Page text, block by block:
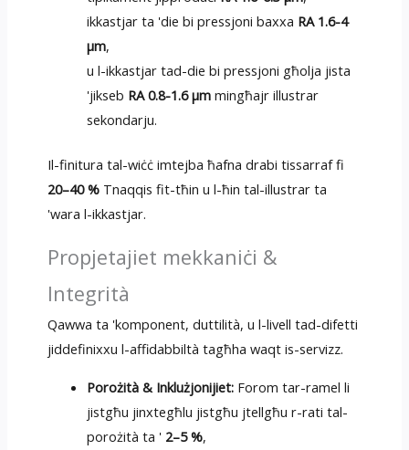
ikkastjar ta 'die bi pressjoni baxxa RA 1.6-4
µm,
u l-ikkastjar tad-die bi pressjoni għolja jista
'jikseb RA 0.8-1.6 µm mingħajr illustrar
sekondarju.
Il-finitura tal-wiċċ imtejba ħafna drabi tissarraf fi
20–40 %Tnaqqis fit-tħin u l-ħin tal-illustrar ta
'wara l-ikkastjar.
Propjetajiet mekkaniċi &
Integrità
Qawwa ta 'komponent, duttilità, u l-livell tad-difetti
jiddefinixxu l-affidabbiltà tagħha waqt is-servizz.
Porożità & Inklużjonijiet: Forom tar-ramel li
jistgħu jinxtegħlu jistgħu jtellgħu r-rati tal-
porożità ta ' 2–5 %,